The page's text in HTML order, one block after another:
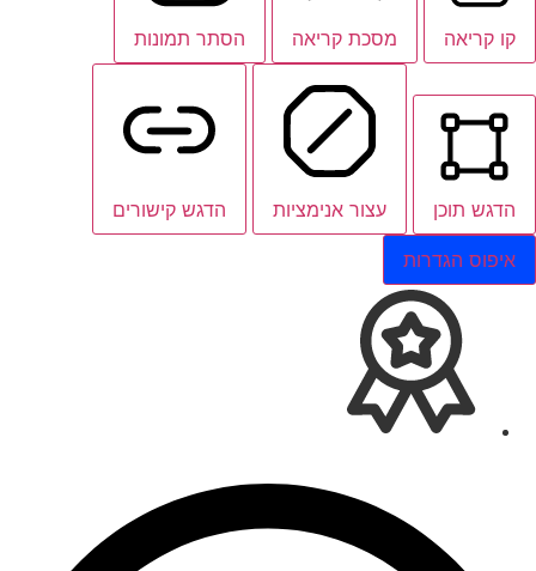
קו קריאה מסכת קריאה הסתר תמונות
הדגש תוכן עצור אנימציות הדגש קישורים
איפוס הגדרות